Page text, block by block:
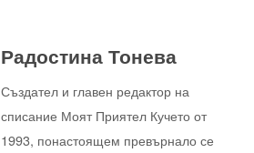
Радостина Тонева
Създател и главен редактор на
списание Моят Приятел Кучето от
1993, понастоящем превърнало се